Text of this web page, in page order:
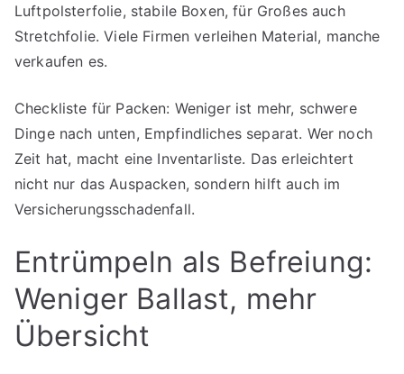
Luftpolsterfolie, stabile Boxen, für Großes auch
Stretchfolie. Viele Firmen verleihen Material, manche
verkaufen es.
Checkliste für Packen: Weniger ist mehr, schwere
Dinge nach unten, Empfindliches separat. Wer noch
Zeit hat, macht eine Inventarliste. Das erleichtert
nicht nur das Auspacken, sondern hilft auch im
Versicherungsschadenfall.
Entrümpeln als Befreiung:
Weniger Ballast, mehr
Übersicht